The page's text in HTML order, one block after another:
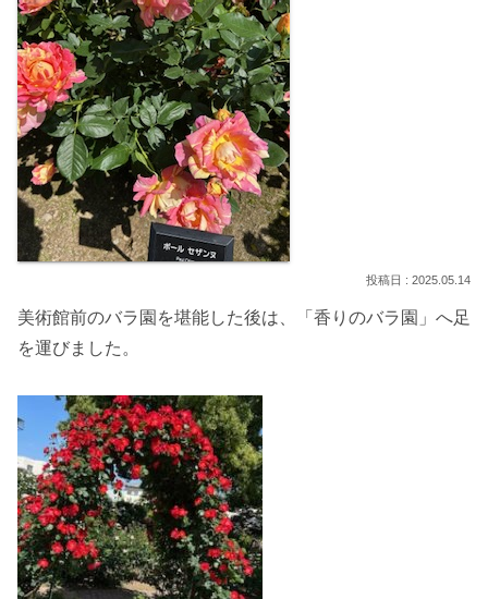
2025.05.14
美術館前のバラ園を堪能した後は、「香りのバラ園」へ足
を運びました。